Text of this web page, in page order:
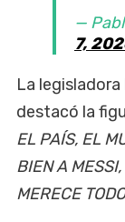
—
7,
La
destacó la
EL PAÍS, EL
BIEN A
MERECE